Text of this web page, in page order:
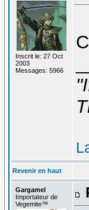
Inscrit le: 27 Oct
2003
Messages: 5966
Revenir en haut
Gargamel
Importateur de
Vegemite™